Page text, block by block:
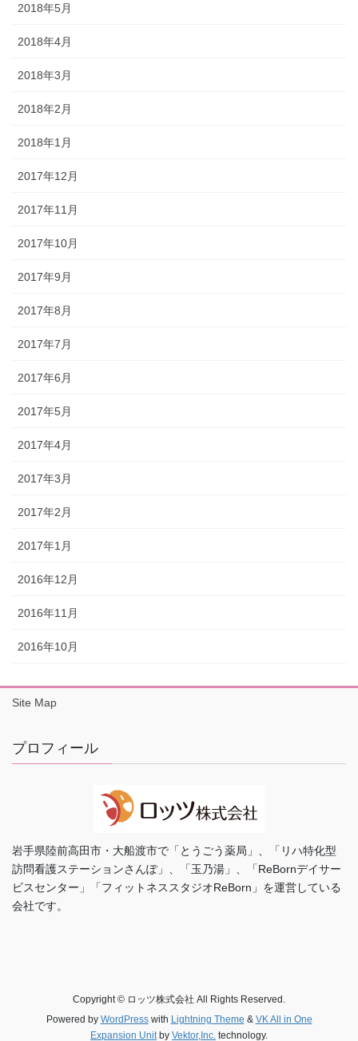
2018年5月
2018年4月
2018年3月
2018年2月
2018年1月
2017年12月
2017年11月
2017年10月
2017年9月
2017年8月
2017年7月
2017年6月
2017年5月
2017年4月
2017年3月
2017年2月
2017年1月
2016年12月
2016年11月
2016年10月
Site Map
プロフィール
岩手県陸前高田市・大船渡市で「とうごう薬局」、「リハ特化型
訪問看護ステーションさんぽ」、「玉乃湯」、「ReBornデイサー
ビスセンター」「フィットネススタジオReBorn」を運営している
会社です。
Copyright © ロッツ株式会社 All Rights Reserved.
Powered by WordPresswith Lightning Theme & VK All in One
Expansion Unitby Vektor,Inc. technology.